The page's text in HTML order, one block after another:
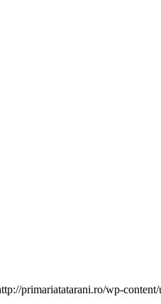
primariatatarani.ro/wp-